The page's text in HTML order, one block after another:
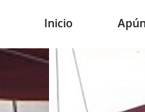
Inicio